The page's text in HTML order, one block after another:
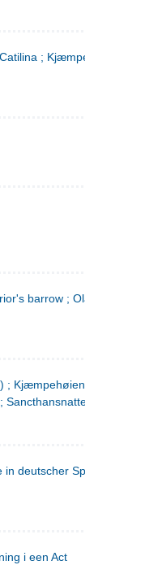
; Kjæmpehøien ;
barrow ; Olaf Liljekrans
; Kjæmpehøien (1850) ;
deutscher Sprache. 2
i een Act